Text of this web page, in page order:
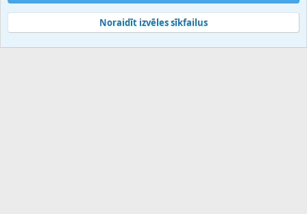
Community platform by XenForo® © 2010-2025 XenForo Ltd.
Noraidīt izvēles sīkfailus